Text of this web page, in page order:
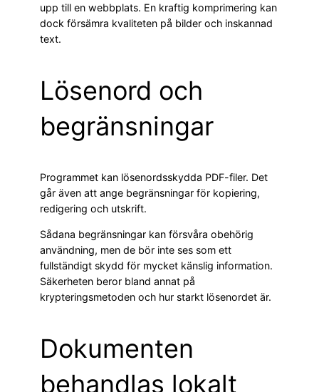
upp till en webbplats. En kraftig komprimering kan
dock försämra kvaliteten på bilder och inskannad
text.
Lösenord och
begränsningar
Programmet kan lösenordsskydda PDF-filer. Det
går även att ange begränsningar för kopiering,
redigering och utskrift.
Sådana begränsningar kan försvåra obehörig
användning, men de bör inte ses som ett
fullständigt skydd för mycket känslig information.
Säkerheten beror bland annat på
krypteringsmetoden och hur starkt lösenordet är.
Dokumenten
behandlas lokalt